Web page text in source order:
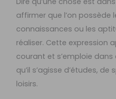
affirmer que l’on possède
connaissances ou les
réaliser. Cette expression
courant et s’emploie
qu’il s’agisse d’études,
loisirs.